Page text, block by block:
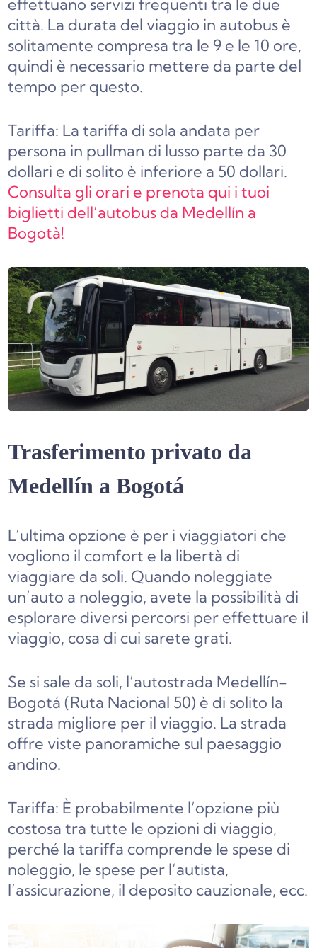
effettuano servizi frequenti tra le due
città. La durata del viaggio in autobus è
solitamente compresa tra le 9 e le 10 ore,
quindi è necessario mettere da parte del
tempo per questo.
Tariffa: La tariffa di sola andata per
persona in pullman di lusso parte da 30
dollari e di solito è inferiore a 50 dollari.
Consulta gli orari e prenota qui i tuoi
biglietti dell’autobus da Medellín a
Bogotà!
Trasferimento privato da
Medellín a Bogotá
L’ultima opzione è per i viaggiatori che
vogliono il comfort e la libertà di
viaggiare da soli. Quando noleggiate
un’auto a noleggio, avete la possibilità di
esplorare diversi percorsi per effettuare il
viaggio, cosa di cui sarete grati.
Se si sale da soli, l’autostrada Medellín-
Bogotá (Ruta Nacional 50) è di solito la
strada migliore per il viaggio. La strada
offre viste panoramiche sul paesaggio
andino.
Tariffa: È probabilmente l’opzione più
costosa tra tutte le opzioni di viaggio,
perché la tariffa comprende le spese di
noleggio, le spese per l’autista,
l’assicurazione, il deposito cauzionale, ecc.